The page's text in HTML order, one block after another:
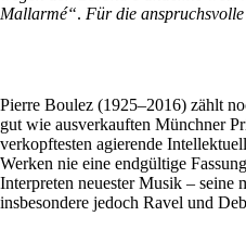
Mallarmé“. Für die
Pierre Boulez (1925–2016) zählt
gut wie ausverkauften Münchner
verkopftesten agierende
Werken nie eine endgültige
Interpreten neuester Musik – seine
insbesondere jedoch Ravel und